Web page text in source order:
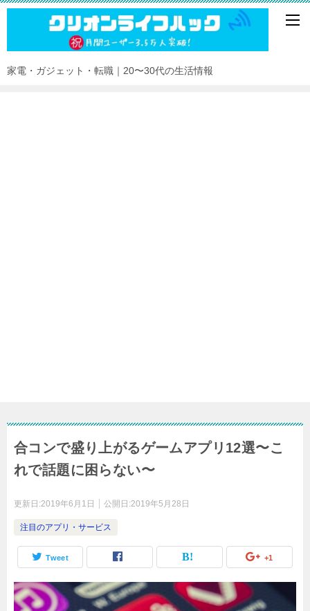
家電・ガジェット・転職｜20〜30代の生活情報
合コンで盛り上がるゲームアプリ12選〜こ
れで話題に困らない〜
更新日:2019年6月1日 公開日:2019年5月28日
注目のアプリ・サービス
Tweet +1